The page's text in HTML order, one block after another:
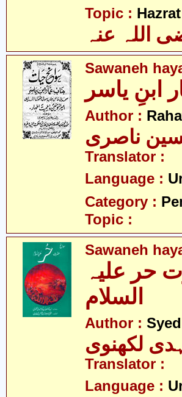
Topic :
اللہ عنہ
Sawaneh
ابنِ یاسر
Author :
ناصری
Translator :
Language :
Category :
Topic :
Sawaneh
حر علیہ
السلام
Author :
لکھنوی
Translator :
Language :